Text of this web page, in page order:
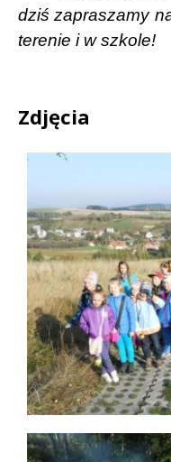
dziś zapraszamy
terenie i w szkole!
Zdjęcia